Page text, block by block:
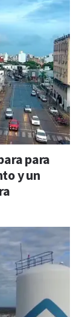
para
y un